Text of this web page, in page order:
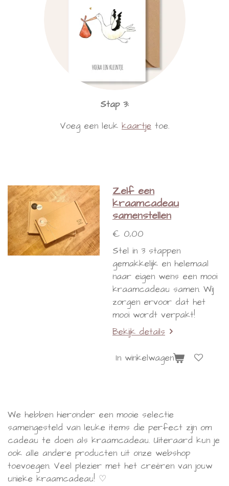
Stap 3:
Voeg een leuk kaartje toe.
Zelf een
kraamcadeau
samenstellen
€ 0,00
Stel in 3 stappen
gemakkelijk en helemaal
naar eigen wens een mooi
kraamcadeau samen. Wij
zorgen ervoor dat het
mooi wordt verpakt!
Bekijk details
In winkelwagen
We hebben hieronder een mooie selectie
samengesteld van leuke items die perfect zijn om
cadeau te doen als kraamcadeau. Uiteraard kun je
ook alle andere producten uit onze webshop
toevoegen. Veel plezier met het creëren van jouw
unieke kraamcadeau! ♡